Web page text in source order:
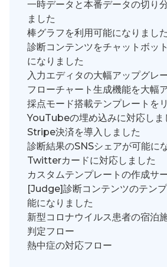
一時データと本番データの切り
ました
棒グラフを利用可能になりました
診断コンテンツをチャットボッ
になりました
入力エディタの大幅アップグレ
フローチャート生成機能を大幅
採点モード搭載テンプレートを
YouTubeの埋め込みに対応しま
Stripe決済を導入しました
診断結果のSNSシェアが可能に
Twitterカードに対応しました
カスタムテンプレートの作成サ
[Judge]診断コンテンツのテン
能になりました
新型コロナウイルス患者の宿泊
判定フロー
熱中症の対応フロー